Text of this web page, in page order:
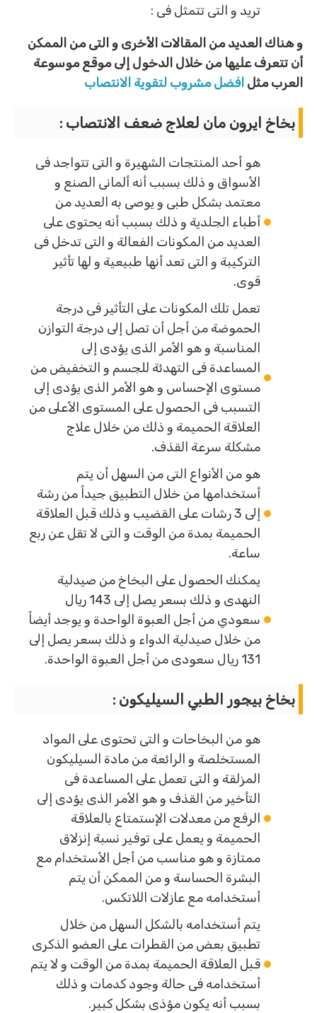
تريد و التى تتمثل فى :
و هناك العديد من المقالات الأخرى و التى من الممكن
أن تتعرف عليها من خلال الدخول إلى موقع موسوعة
العرب مثل افضل مشروب لتقوية الانتصاب
بخاخ ايرون مان لعلاج ضعف الانتصاب :
هو أحد المنتجات الشهيرة و التى تتواجد فى
الأسواق و ذلك بسبب أنه ألمانى الصنع و
معتمد بشكل طبى و يوصى به العديد من
أطباء الجلدية و ذلك بسبب أنه يحتوى على
العديد من المكونات الفعالة و التى تدخل فى
التركيبة و التى تعد أنها طبيعية و لها تأثير
قوى.
تعمل تلك المكونات على التأثير فى درجة
الحموضة من أجل أن تصل إلى درجة التوازن
المناسبة و هو الأمر الذى يؤدى إلى
المساعدة فى التهدئة للجسم و التخفيض من
مستوى الإحساس و هو الأمر الذى يؤدى إلى
التسبب فى الحصول على المستوى الأعلى من
العلاقة الحميمة و ذلك من خلال علاج
مشكلة سرعة القذف.
هو من الأنواع التى من السهل أن يتم
أستخدامها من خلال التطبيق جيداً من رشة
إلى 3 رشات على القضيب و ذلك قبل العلاقة
الحميمة بمدة من الوقت و التى لا تقل عن ربع
ساعة.
يمكنك الحصول على البخاخ من صيدلية
النهدى و ذلك بسعر يصل إلى 143 ريال
سعودي من أجل العبوة الواحدة و يوجد أيضاً
من خلال صيدلية الدواء و ذلك بسعر يصل إلى
131 ريال سعودى من أجل العبوة الواحدة.
بخاخ بيجور الطبي السيليكون :
هو من البخاحات و التى تحتوى على المواد
المستخلصة و الرائعة من مادة السيليكون
المزلقة و التى تعمل على المساعدة فى
التأخير من القذف و هو الأمر الذى يؤدى إلى
الرفع من معدلات الإستمتاع بالعلاقة
الحميمة و يعمل على توفير نسبة إنزلاق
ممتازة و هو مناسب من أجل الأستخدام مع
البشرة الحساسة و من الممكن أن يتم
أستخدامه مع عازلات اللاتكس.
يتم أستخدامه بالشكل السهل من خلال
تطبيق بعض من القطرات على العضو الذكرى
قبل العلاقة الحميمة بمدة من الوقت و لا يتم
أستخدامه فى حالة وجود كدمات و ذلك
بسبب أنه يكون مؤذى بشكل كبير.